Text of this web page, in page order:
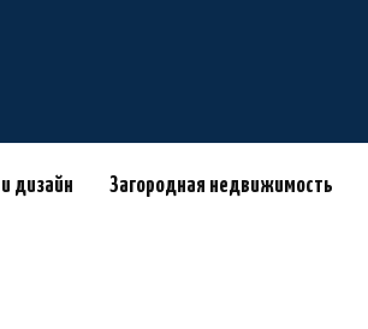
дизайн Загородная недвижимость